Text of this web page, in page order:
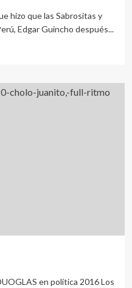
hizo que las Sabrositas y
Edgar Guincho después...
en política 2016 Los